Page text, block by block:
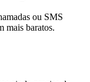
ou SMS
mais baratos.